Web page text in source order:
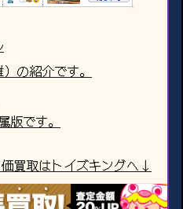
の紹介です。
版です。
買取はトイズキングへ↓